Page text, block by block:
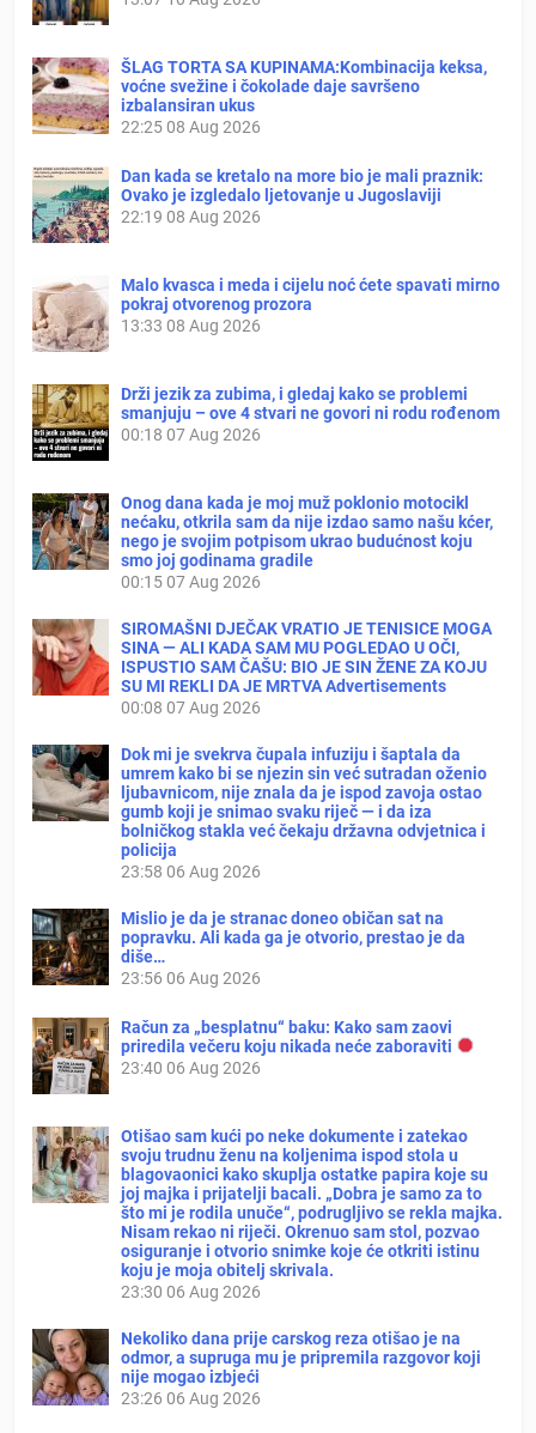
ŠLAG TORTA SA KUPINAMA:Kombinacija keksa,
voćne svežine i čokolade daje savršeno
izbalansiran ukus
22:2508 Aug 2026
Dan kada se kretalo na more bio je mali praznik:
Ovako je izgledalo ljetovanje u Jugoslaviji
22:19 08 Aug 2026
Malo kvasca i meda i cijelu noć ćete spavati mirno
pokraj otvorenog prozora
13:33 08 Aug 2026
Drži jezik za zubima, i gledaj kako se problemi
smanjuju – ove 4 stvari ne govori ni rodu rođenom
00:18 07 Aug 2026
Onog dana kada je moj muž poklonio motocikl
nećaku, otkrila sam da nije izdao samo našu kćer,
nego je svojim potpisom ukrao budućnost koju
smo joj godinama gradile
00:1507 Aug 2026
SIROMAŠNI DJEČAK VRATIO JE TENISICE MOGA
SINA — ALI KADA SAM MU POGLEDAO U OČI,
ISPUSTIO SAM ČAŠU: BIO JE SIN ŽENE ZA KOJU
SU MI REKLI DA JE MRTVA Advertisements
00:08 07 Aug 2026
Dok mi je svekrva čupala infuziju i šaptala da
umrem kako bi se njezin sin već sutradan oženio
ljubavnicom, nije znala da je ispod zavoja ostao
gumb koji je snimao svaku riječ — i da iza
bolničkog stakla već čekaju državna odvjetnica i
policija
23:58 06 Aug 2026
Mislio je da je stranac doneo običan sat na
popravku. Ali kada ga je otvorio, prestao je da
diše…
23:56 06 Aug 2026
Račun za „besplatnu“ baku: Kako sam zaovi
priredila večeru koju nikada neće zaboraviti
23:40 06 Aug 2026
Otišao sam kući po neke dokumente i zatekao
svoju trudnu ženu na koljenima ispod stola u
blagovaonici kako skuplja ostatke papira koje su
joj majka i prijatelji bacali. „Dobra je samo za to
što mi je rodila unuče“, podrugljivo se rekla majka.
Nisam rekao ni riječi. Okrenuo sam stol, pozvao
osiguranje i otvorio snimke koje će otkriti istinu
koju je moja obitelj skrivala.
23:30 06 Aug 2026
Nekoliko dana prije carskog reza otišao je na
odmor, a supruga mu je pripremila razgovor koji
nije mogao izbjeći
23:26 06 Aug 2026